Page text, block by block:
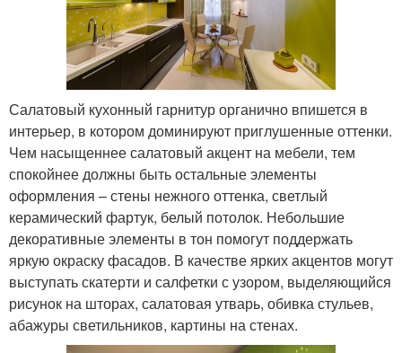
Салатовый кухонный гарнитур органично впишется в
интерьер, в котором доминируют приглушенные оттенки.
Чем насыщеннее салатовый акцент на мебели, тем
спокойнее должны быть остальные элементы
оформления – стены нежного оттенка, светлый
керамический фартук, белый потолок. Небольшие
декоративные элементы в тон помогут поддержать
яркую окраску фасадов. В качестве ярких акцентов могут
выступать скатерти и салфетки с узором, выделяющийся
рисунок на шторах, салатовая утварь, обивка стульев,
абажуры светильников, картины на стенах.